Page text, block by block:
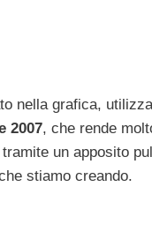
nella grafica,
2007, che rende
un apposito
stiamo creando.